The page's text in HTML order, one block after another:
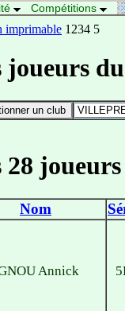
Compétitions
imprimable 1234 5
joueurs
28
Nom
Annick